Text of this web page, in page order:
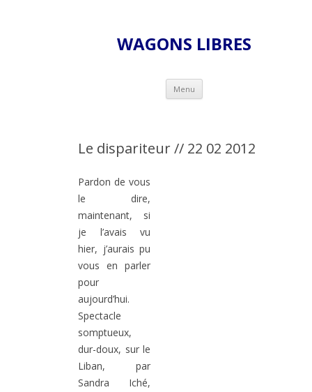
WAGONS LIBRES
Menu
Le dispariteur // 22 02 2012
Pardon de vous
le dire,
maintenant, si
je l’avais vu
hier, j’aurais pu
vous en parler
pour
aujourd’hui.
Spectacle
somptueux,
dur-doux, sur le
Liban, par
Sandra Iché,